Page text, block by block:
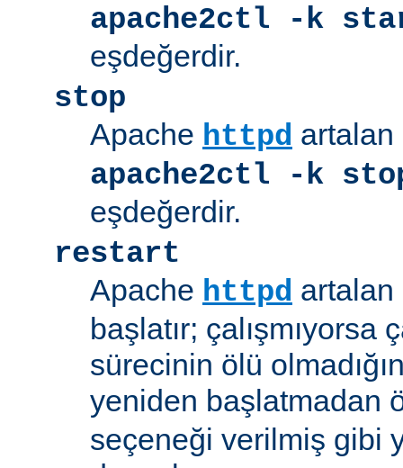
apache2ctl -k
eşdeğerdir.
stop
Apache httpd artalan
apache2ctl -k
eşdeğerdir.
restart
Apache httpd
başlatır; çalışmıyorsa
sürecinin ölü
yeniden başlatmadan
seçeneği verilmiş gibi